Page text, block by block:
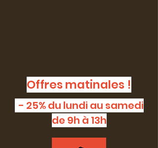
Offres matinales !
- 25% du lundi au samedi
de 9h à 13h